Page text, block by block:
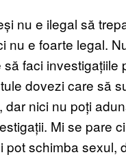
nu e ilegal să
nu e foarte legal.
să faci investigațiile
dovezi care să
dar nici nu poți
Mi se pare
pot schimba sexul,